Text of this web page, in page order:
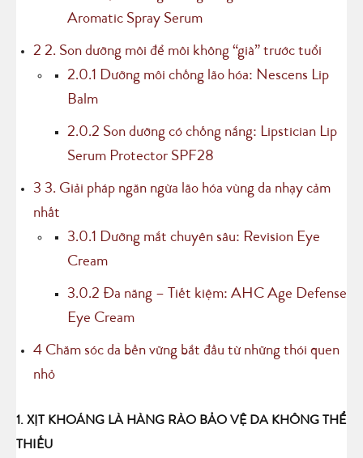
Aromatic Spray Serum
2 2. Son dưỡng môi để môi không “già” trước tuổi
2.0.1 Dưỡng môi chống lão hóa: Nescens Lip
Balm
2.0.2 Son dưỡng có chống nắng: Lipstician Lip
Serum Protector SPF28
3 3. Giải pháp ngăn ngừa lão hóa vùng da nhạy cảm
nhất
3.0.1 Dưỡng mắt chuyên sâu: Revision Eye
Cream
3.0.2 Đa năng – Tiết kiệm: AHC Age Defense
Eye Cream
4 Chăm sóc da bền vững bắt đầu từ những thói quen
nhỏ
1. XỊT KHOÁNG LÀ HÀNG RÀO BẢO VỆ DA KHÔNG THỂ
THIẾU